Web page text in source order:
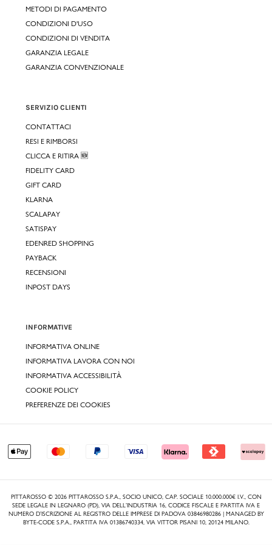
METODI DI PAGAMENTO
CONDIZIONI D'USO
CONDIZIONI DI VENDITA
GARANZIA LEGALE
GARANZIA CONVENZIONALE
SERVIZIO CLIENTI
CONTATTACI
RESI E RIMBORSI
CLICCA E RITIRA 🆕
FIDELITY CARD
GIFT CARD
KLARNA
SCALAPAY
SATISPAY
EDENRED SHOPPING
PAYBACK
RECENSIONI
INPOST DAYS
INFORMATIVE
INFORMATIVA ONLINE
INFORMATIVA LAVORA CON NOI
INFORMATIVA ACCESSIBILITÀ
COOKIE POLICY
PREFERENZE DEI COOKIES
PITTAROSSO © 2026 PITTAROSSO S.P.A., SOCIO UNICO, CAP. SOCIALE 10.000.000€ I.V., CON
SEDE LEGALE IN LEGNARO (PD), VIA DELL’INDUSTRIA 16, CODICE FISCALE E PARTITA IVA E
NUMERO D’ISCRIZIONE AL REGISTRO DELLE IMPRESE DI PADOVA 03846980286 | MANAGED BY
BYTE-CODE S.P.A., PARTITA IVA 01386740334, VIA VITTOR PISANI 10, 20124 MILANO.